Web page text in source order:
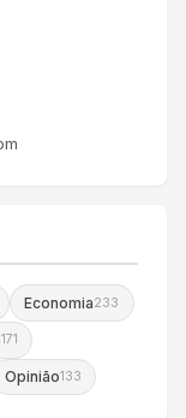
Economia233
171
Opinião133